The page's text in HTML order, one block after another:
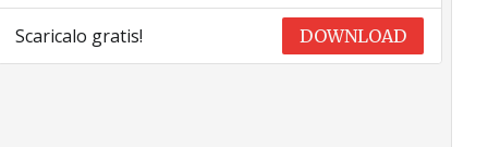
Scaricalo gratis! DOWNLOAD